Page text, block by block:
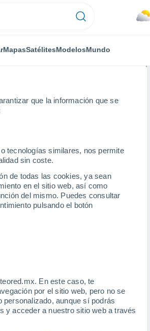
que la información que se
tecnologías similares, nos permite
sin coste.
de todas las cookies, ya sean
en el sitio web, así como
del mismo. Puedes consultar
pulsando el botón
En este caso, te
por el sitio web, pero no se
aunque sí podrás
y acceder a nuestro sitio web a través
MapasSatélitesModelosMundo
35°
22°
Bagnols-sur-